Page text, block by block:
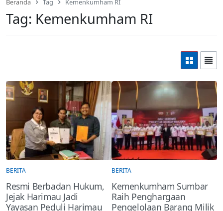
Beranda Tag Kemenkumham RI
Tag: Kemenkumham RI
BERITA
Resmi Berbadan Hukum,
Jejak Harimau Jadi
Yayasan Peduli Harimau
BERITA
Kemenkumham Sumbar
Raih Penghargaan
Pengelolaan Barang Milik